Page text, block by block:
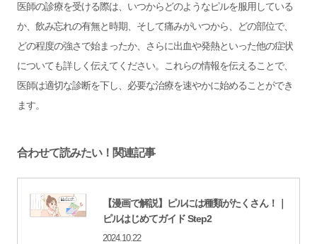
医師の診療を受ける際は、いつからどのようなピルを服用している
か、飲み忘れの有無と時期、そして痛みがいつから、どの部位で、
どの程度の強さで始まったか、さらに出血や発熱といった他の症状
についても詳しく伝えてください。これらの情報を伝えることで、
医師は適切な診断を下し、必要な治療を速やかに始めることができ
ます。
合わせて読みたい！関連記事
【漫画で解説】ピルには種類がたくさん！｜
ピルはじめてガイド Step2
2024.10.22